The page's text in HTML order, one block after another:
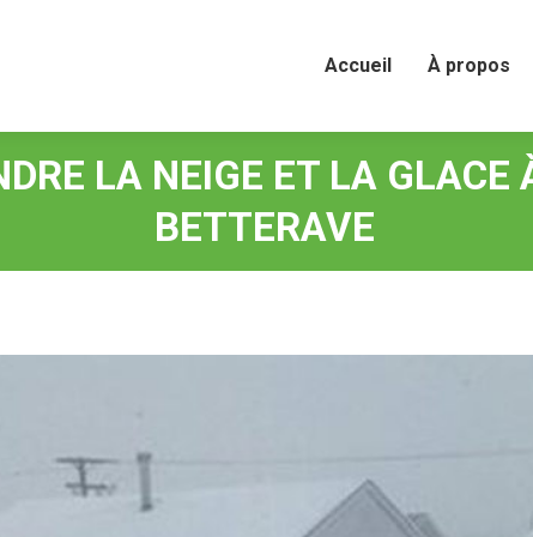
Accueil À propos
LA NEIGE ET LA GLACE
BETTERAVE
Accueil À propos